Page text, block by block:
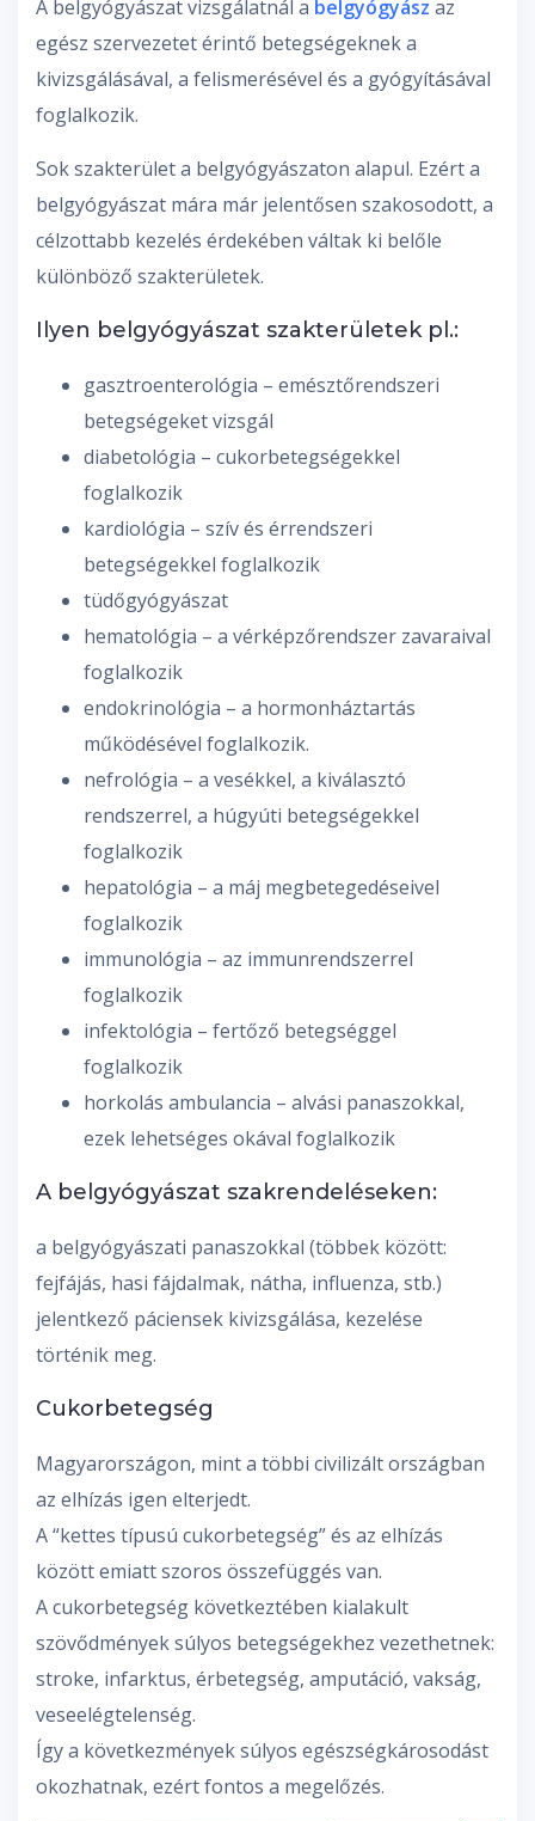
A belgyógyászat vizsgálatnál a belgyógyász az
egész szervezetet érintő betegségeknek a
kivizsgálásával, a felismerésével és a gyógyításával
foglalkozik.
Sok szakterület a belgyógyászaton alapul. Ezért a
belgyógyászat mára már jelentősen szakosodott, a
célzottabb kezelés érdekében váltak ki belőle
különböző szakterületek.
Ilyen belgyógyászat szakterületek pl.:
gasztroenterológia – emésztőrendszeri
betegségeket vizsgál
diabetológia – cukorbetegségekkel
foglalkozik
kardiológia – szív és érrendszeri
betegségekkel foglalkozik
tüdőgyógyászat
hematológia – a vérképzőrendszer zavaraival
foglalkozik
endokrinológia – a hormonháztartás
működésével foglalkozik.
nefrológia – a vesékkel, a kiválasztó
rendszerrel, a húgyúti betegségekkel
foglalkozik
hepatológia – a máj megbetegedéseivel
foglalkozik
immunológia – az immunrendszerrel
foglalkozik
infektológia – fertőző betegséggel
foglalkozik
horkolás ambulancia – alvási panaszokkal,
ezek lehetséges okával foglalkozik
A belgyógyászat szakrendeléseken:
a belgyógyászati panaszokkal (többek között:
fejfájás, hasi fájdalmak, nátha, influenza, stb.)
jelentkező páciensek kivizsgálása, kezelése
történik meg.
Cukorbetegség
Magyarországon, mint a többi civilizált országban
az elhízás igen elterjedt.
A “kettes típusú cukorbetegség” és az elhízás
között emiatt szoros összefüggés van.
A cukorbetegség következtében kialakult
szövődmények súlyos betegségekhez vezethetnek:
stroke, infarktus, érbetegség, amputáció, vakság,
veseelégtelenség.
Így a következmények súlyos egészségkárosodást
okozhatnak, ezért fontos a megelőzés.